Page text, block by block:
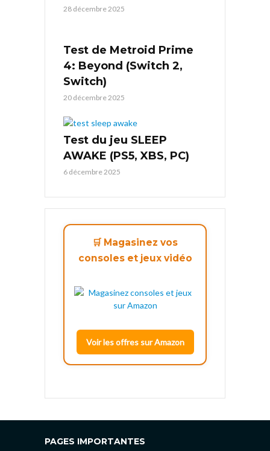
28 décembre 2025
Test de Metroid Prime
4: Beyond (Switch 2,
Switch)
20 décembre 2025
Test du jeu SLEEP
AWAKE (PS5, XBS, PC)
6 décembre 2025
🛒 Magasinez vos
consoles et jeux vidéo
Voir les offres sur Amazon
PAGES IMPORTANTES